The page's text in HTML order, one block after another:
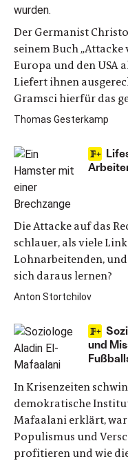
Der Germanist
seinem Buch
Europa und den USA
Liefert ihnen
Gramsci hierfür das
Thomas Gesterkamp
Die Attacke auf das
schlauer, als viele
Lohnarbeitenden, und
sich daraus lernen?
Anton Stortchilov
und
In Krisenzeiten
demokratische
Mafaalani erklärt,
Populismus und
profitieren und wie